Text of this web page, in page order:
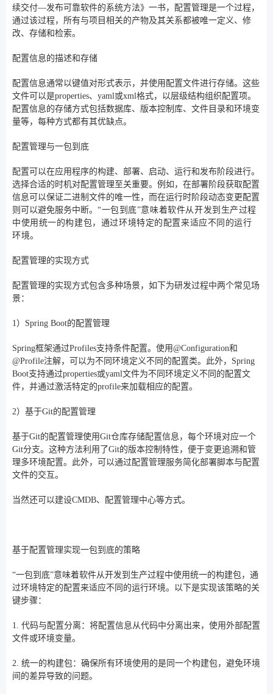
续交付—发布可靠软件的系统方法》一书，配置管理是一个过程，
通过该过程，所有与项目相关的产物及其关系都被唯一定义、修
改、存储和检索。
配置信息的描述和存储
配置信息通常以键值对形式表示，并使用配置文件进行存储。这些
文件可以是properties、yaml或xml格式，以层级结构组织配置项。
配置信息的存储方式包括数据库、版本控制库、文件目录和环境变
量等，每种方式都有其优缺点。
配置管理与一包到底
配置可以在应用程序的构建、部署、启动、运行和发布阶段进行。
选择合适的时机对配置管理至关重要。例如，在部署阶段获取配置
信息可以保证二进制文件的唯一性，而在运行时阶段动态变更配置
则可以避免服务中断。 “一包到底”意 味着软件从开发到生产过程
中使用统一的构建包，通过环境特定的配置来适应不同的运行
环境。
配置管理的实现方式
配置管理的实现方式包含多种场景，如下为研发过程中两个常见场
景：
1）Spring Boot的配置管理
Spring框架通过Profiles支持条件配置。使用@Configuration和
@Profile注解，可以为不同环境定义不同的配置类。此外，Spring
Boot支持通过properties或yaml文件为不同环境定义不同的配置文
件，并通过激活特定的profile来加载相应的配置。
2）基于Git的配置管理
基于Git的配置管理使用Git仓库存储配置信息，每个环境对应一个
Git分支。这种方法利用了Git的版本控制特性，便于变更追溯和管
理多环境配置。此外，可以通过配置管理服务简化部署脚本与配置
文件的交互。
当然还可以建设CMDB、配置管理中心等方式。
基于配置管理实现一包到底的策略
“一包到底”意味着软件从开发到生产过程中使用统一的构建包，通
过环境特定的配置来适应不同的运行环境。以下是实现该策略的关
键步骤：
1. 代码与配置分离：将配置信息从代码中分离出来，使用外部配置
文件或环境变量。
2. 统一的构建包：确保所有环境使用的是同一个构建包，避免环境
间的差异导致的问题。